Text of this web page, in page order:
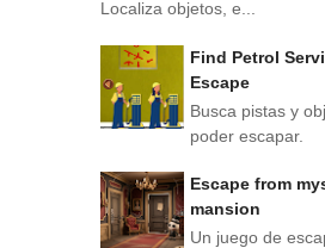
Localiza objetos, e...
Find Petrol
Escape
Busca pistas y
poder escapar.
Escape from
mansion
Un juego de